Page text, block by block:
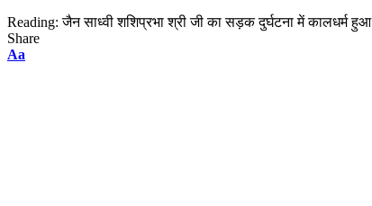
Reading: जैन साध्वी शशिप्रभा श्री जी का सड़क दुर्घटना में कालधर्म हुआ
Share
Font
Aa